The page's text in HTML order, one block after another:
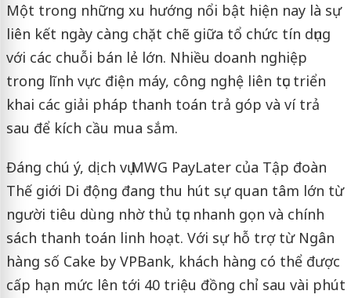
Một trong những xu hướng nổi bật hiện nay là sự
liên kết ngày càng chặt chẽ giữa tổ chức tín dụng
với các chuỗi bán lẻ lớn. Nhiều doanh nghiệp
trong lĩnh vực điện máy, công nghệ liên tục triển
khai các giải pháp thanh toán trả góp và ví trả
sau để kích cầu mua sắm.
Đáng chú ý, dịch vụ MWG PayLater của Tập đoàn
Thế giới Di động đang thu hút sự quan tâm lớn từ
người tiêu dùng nhờ thủ tục nhanh gọn và chính
sách thanh toán linh hoạt. Với sự hỗ trợ từ Ngân
hàng số Cake by VPBank, khách hàng có thể được
cấp hạn mức lên tới 40 triệu đồng chỉ sau vài phút